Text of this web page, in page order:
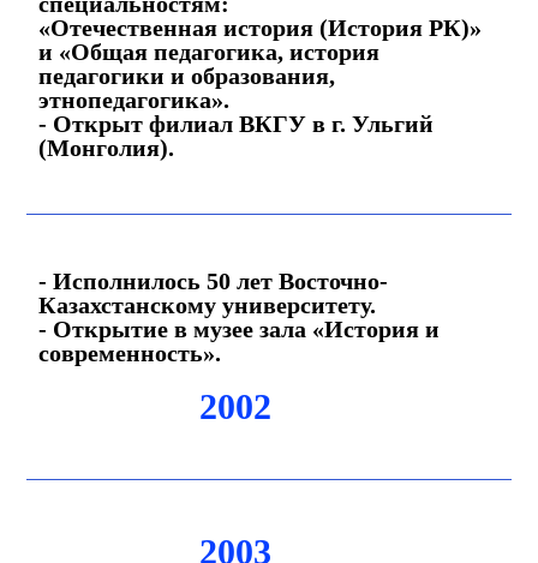
«Отечественная история (История РК)»
и «Общая педагогика, история
педагогики и образования,
этнопедагогика».
- Открыт филиал ВКГУ в г. Ульгий
(Монголия).
- Исполнилось 50 лет Восточно-
Казахстанскому университету.
- Открытие в музее зала «История и
современность».
2002
2003